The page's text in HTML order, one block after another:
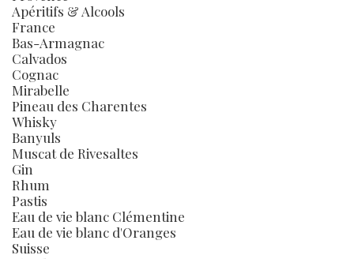
Apéritifs & Alcools
France
Bas-Armagnac
Calvados
Cognac
Mirabelle
Pineau des Charentes
Whisky
Banyuls
Muscat de Rivesaltes
Gin
Rhum
Pastis
Eau de vie blanc Clémentine
Eau de vie blanc d'Oranges
Suisse